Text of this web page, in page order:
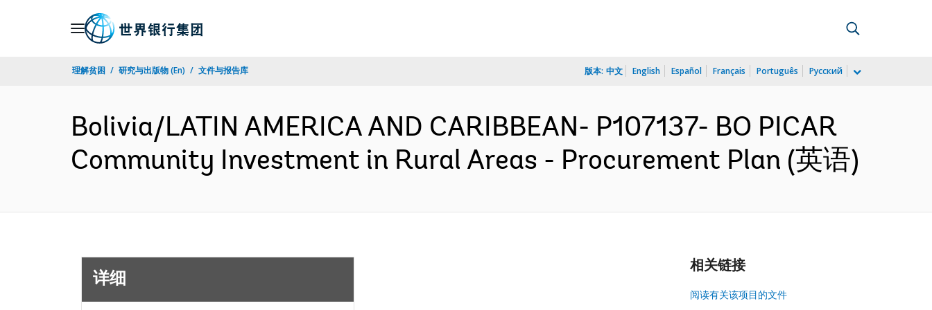
理解贫困 研究与出版物 (En) 文件与报告库 版本: 中文 English Español Français Português Русский
Bolivia/LATIN AMERICA AND CARIBBEAN- P107137- BO PICAR
Community Investment in Rural Areas - Procurement Plan (英语)
详细
相关链接
阅读有关该项目的文件